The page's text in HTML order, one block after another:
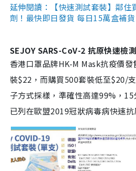
延伸閱讀：【快速測試套裝】鄰住
劑！最快即日發貨 每日15萬盒補貨
SEJOY SARS-CoV-2 抗原快速檢測
香港口罩品牌HK-M Mask抗疫價
裝$22，而購買500套裝低至$20/
子方式採樣，準確性高達99%，
已列在歐盟2019冠狀病毒病快速抗